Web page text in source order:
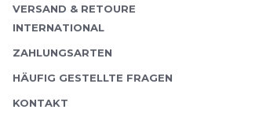
Wenn du am Ende eines Rennens auf die
gefürchtete Wand triffst, bist du bereit, sie zu
durchbrechen. Mit einem leichten,
atmungsaktiven Obermaterial...
VERSAND & RETOURE
INTERNATIONAL
ZAHLUNGSARTEN
HÄUFIG GESTELLTE FRAGEN
KONTAKT